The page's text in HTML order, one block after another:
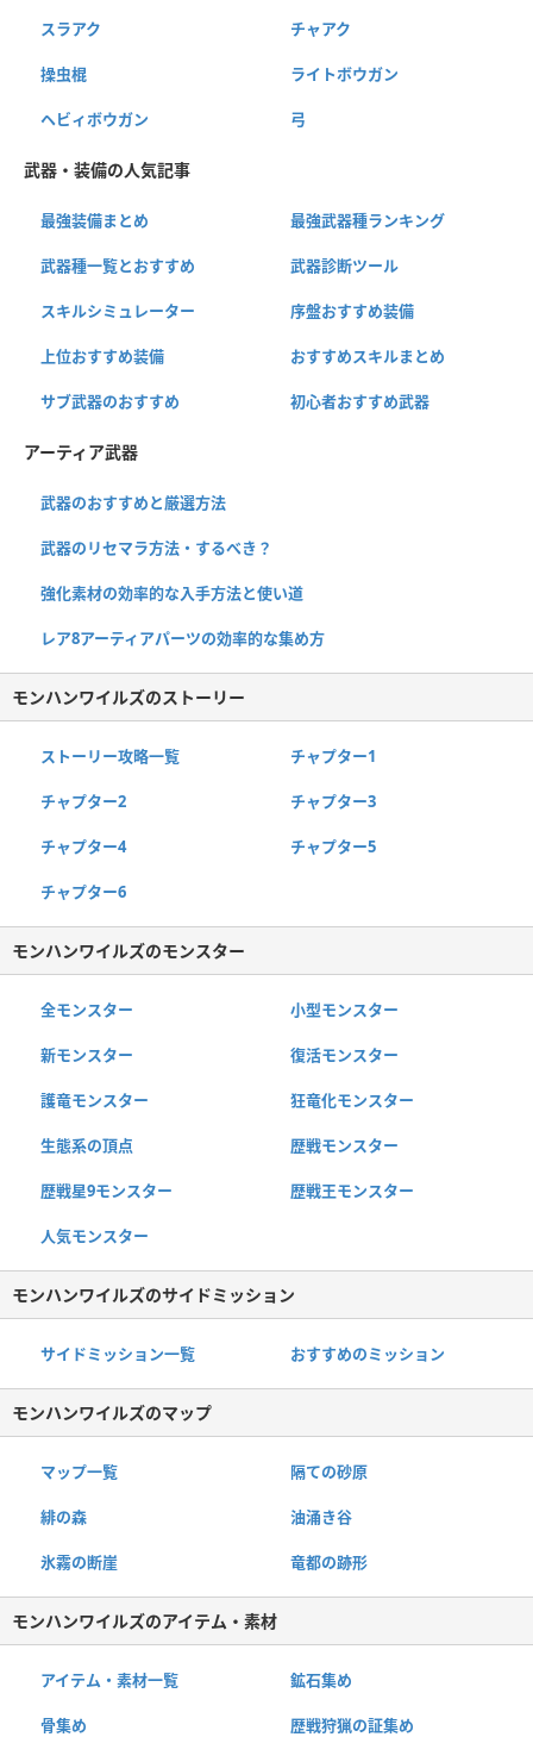
スラアク チャアク
操虫棍 ライトボウガン
ヘビィボウガン 弓
武器・装備の人気記事
最強装備まとめ 最強武器種ランキング
武器種一覧とおすすめ 武器診断ツール
スキルシミュレーター 序盤おすすめ装備
上位おすすめ装備 おすすめスキルまとめ
サブ武器のおすすめ 初心者おすすめ武器
アーティア武器
武器のおすすめと厳選方法
武器のリセマラ方法・するべき？
強化素材の効率的な入手方法と使い道
レア8アーティアパーツの効率的な集め方
モンハンワイルズのストーリー
ストーリー攻略一覧 チャプター1
チャプター2 チャプター3
チャプター4 チャプター5
チャプター6
モンハンワイルズのモンスター
全モンスター 小型モンスター
新モンスター 復活モンスター
護竜モンスター 狂竜化モンスター
生態系の頂点 歴戦モンスター
歴戦星9モンスター 歴戦王モンスター
人気モンスター
モンハンワイルズのサイドミッション
サイドミッション一覧 おすすめのミッション
モンハンワイルズのマップ
マップ一覧 隔ての砂原
緋の森 油涌き谷
氷霧の断崖 竜都の跡形
モンハンワイルズのアイテム・素材
アイテム・素材一覧 鉱石集め
骨集め 歴戦狩猟の証集め